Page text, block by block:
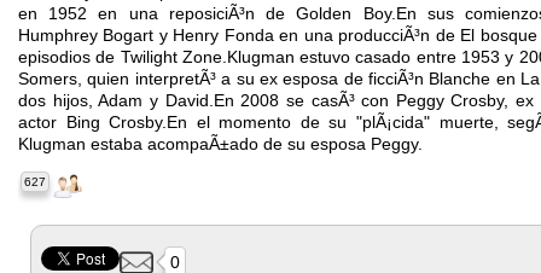
en 1952 en una reposiciÃ³n de Golden Boy.En sus
Humphrey Bogart y Henry Fonda en una producciÃ³n de El
episodios de Twilight Zone.Klugman estuvo casado entre 1953 y
Somers, quien interpretÃ³ a su ex esposa de ficciÃ³n Blanche en
dos hijos, Adam y David.En 2008 se casÃ³ con Peggy Crosby,
actor Bing Crosby.En el momento de su "plÃ¡cida" muerte,
Klugman estaba acompaÃ±ado de su esposa Peggy.
627
0